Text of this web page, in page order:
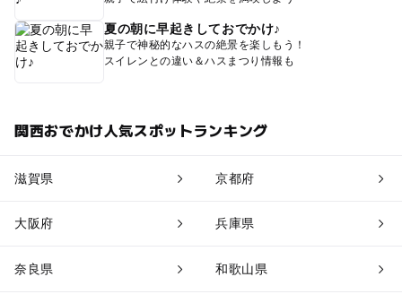
夏の朝に早起きしておでかけ♪
親子で神秘的なハスの絶景を楽しもう！
スイレンとの違い＆ハスまつり情報も
関西おでかけ人気スポットランキング
滋賀県 京都府
大阪府 兵庫県
奈良県 和歌山県